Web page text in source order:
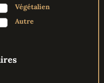
Végétalien
Autre